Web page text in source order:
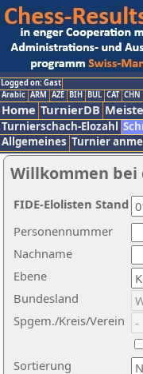
Logged on: Gast
Arabic ARM AZE BIH BUL CAT CHN
Home TurnierDB
Turnierschach-Elozahl
Allgemeines Turnier
Willkommen bei
Nachname
Ebene
Sortierung
Personennummer
Bundesland
Spgem./Kreis/Verein
FIDE-Elolisten Stand